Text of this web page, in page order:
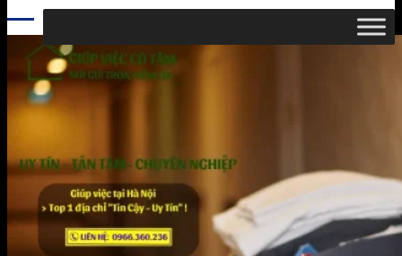
0966.360.236
Tìm
kiếm: